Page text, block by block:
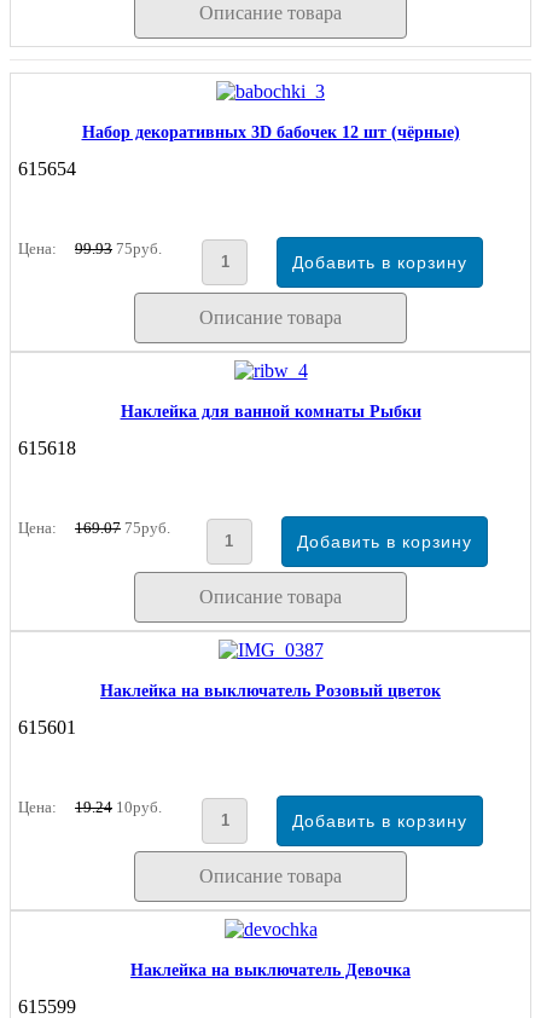
Описание товара
Набор декоративных 3D бабочек 12 шт (чёрные)
615654
Цена: 99.93 75руб.
Описание товара
Наклейка для ванной комнаты Рыбки
615618
Цена: 169.07 75руб.
Описание товара
Наклейка на выключатель Розовый цветок
615601
Цена: 19.24 10руб.
Описание товара
Наклейка на выключатель Девочка
615599